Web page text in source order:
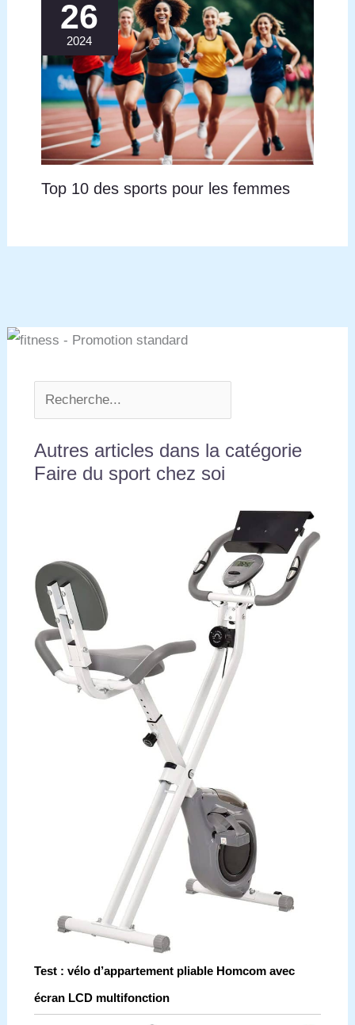
télévision ou en lisant pour intégrer plus d’activité à
votre journée et réduire la fatigue de manière
discrète et confortable.
26
2024
Top 10 des sports pour les femmes
Autres articles dans la catégorie
Faire du sport chez soi
Test : vélo d’appartement pliable Homcom avec
écran LCD multifonction